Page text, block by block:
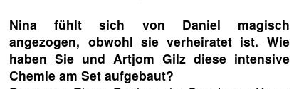
Nina fühlt sich von Daniel magisch
angezogen, obwohl sie verheiratet ist. Wie
haben Sie und Artjom Gilz diese intensive
Chemie am Set aufgebaut?